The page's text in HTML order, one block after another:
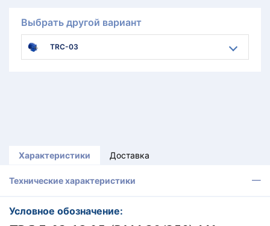
Выбрать другой вариант
TRC-03
Характеристики Доставка
Технические характеристики
Условное обозначение: